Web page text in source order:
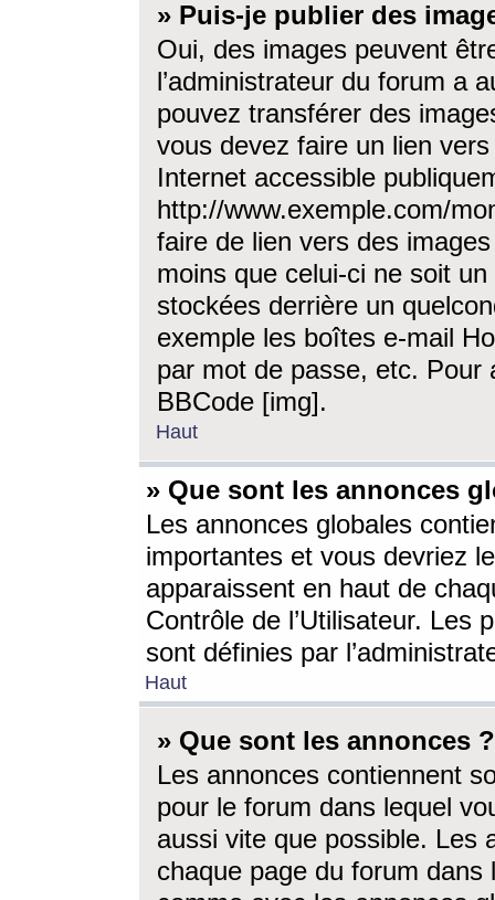
» Puis-je publier des
Oui, des images peuvent
l’administrateur du forum a
pouvez transférer des
vous devez faire un lien
Internet accessible
http://www.exemple.com/
faire de lien vers des
moins que celui-ci ne soit
stockées derrière un
exemple les boîtes e-mail
par mot de passe, etc. Pour
BBCode [img].
Haut
» Que sont les annonces
Les annonces globales
importantes et vous devriez
apparaissent en haut de
Contrôle de l’Utilisateur. Les
sont définies par
Haut
» Que sont les annonces ?
Les annonces contiennent
pour le forum dans lequel
aussi vite que possible. Les
chaque page du forum dans